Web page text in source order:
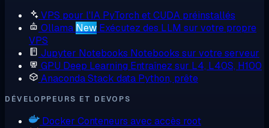
VPS pour l'IA PyTorch et CUDA préinstallés
Ollama New Exécutez des LLM sur votre propre
VPS
Jupyter Notebooks Notebooks sur votre serveur
GPU Deep Learning Entraînez sur L4, L40S, H100
AnacondaStack data Python, prête
DÉVELOPPEURS ET DEVOPS
Docker Conteneurs avec accès root